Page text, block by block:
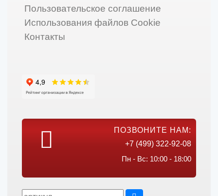
Пользовательское соглашение
Использования файлов Cookie
Контакты
ПОЗВОНИТЕ НАМ:
+7 (499) 322-92-08
Пн - Вс: 10:00 - 18:00